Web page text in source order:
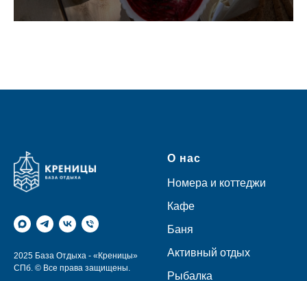
2025 База Отдыха - «Креницы»
СПб. © Все права защищены.
О нас
Номера и коттеджи
Кафе
Баня
Активный отдых
Рыбалка